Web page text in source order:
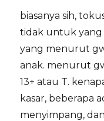
biasanya sih,
tidak untuk yang
yang menurut
anak. menurut
13+ atau T.
kasar, beberapa
menyimpang,